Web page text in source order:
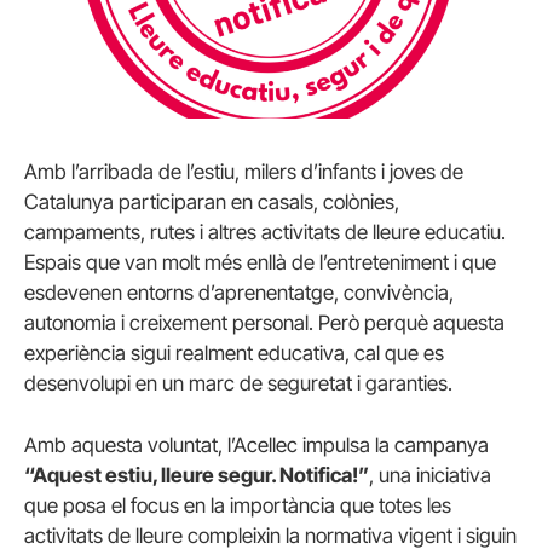
Amb l’arribada de l’estiu, milers d’infants i joves de
Catalunya participaran en casals, colònies,
campaments, rutes i altres activitats de lleure educatiu.
Espais que van molt més enllà de l’entreteniment i que
esdevenen entorns d’aprenentatge, convivència,
autonomia i creixement personal. Però perquè aquesta
experiència sigui realment educativa, cal que es
desenvolupi en un marc de seguretat i garanties.
Amb aquesta voluntat, l’Acellec impulsa la campanya
“Aquest estiu, lleure segur. Notifica!”, una iniciativa
que posa el focus en la importància que totes les
activitats de lleure compleixin la normativa vigent i siguin